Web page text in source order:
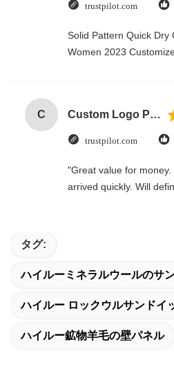
trustpilot.com
Solid Pattern Quick Dry
Women 2023
C Custom Logo Paper Cardboard Packing Folding White / Black / Rose Gold Luxury Magnetic Gift Box with Ribbon Closure
trustpilot.com
"Great value for
arrived quickly. Will
タグ:
ハイルーミネラルウールのサ
ハイルー ロックウルサンドイ
ハイルー鉱物羊毛の壁パネル